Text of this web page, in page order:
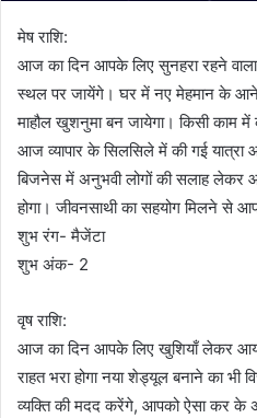
मेष राशि:
आज का दिन आपके लिए सुनहरा रहने वाला
स्थल पर जायेंगे। घर में नए मेहमान के आने
माहौल खुशनुमा बन जायेगा। किसी काम
आज व्यापार के सिलसिले में की गई
बिजनेस में अनुभवी लोगों की सलाह लेकर
होगा। जीवनसाथी का सहयोग मिलने से
शुभ रंग- मैजेंटा
शुभ अंक- 2
वृष राशि:
आज का दिन आपके लिए खुशियाँ लेकर
राहत भरा होगा नया शेड्यूल बनाने का
व्यक्ति की मदद करेंगे, आपको ऐसा कर